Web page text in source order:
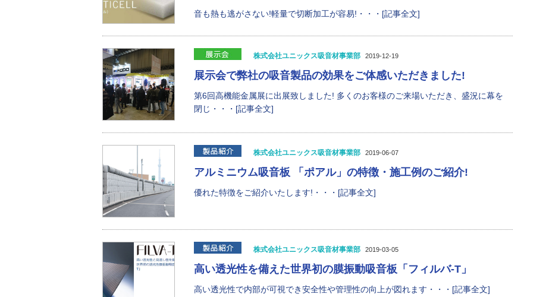
音も熱も逃がさない!軽量で切断加工が容易!・・・[記事全文]
株式会社ユニックス吸音材事業部 2019-12-19
展示会で弊社の吸音製品の効果をご体感いただきました!
第6回高機能金属展に出展致しました! 多くのお客様のご来場いただき、盛況に幕を
閉じ・・・[記事全文]
株式会社ユニックス吸音材事業部 2019-06-07
アルミニウム吸音板 「ポアル」の特徴・施工例のご紹介!
優れた特徴をご紹介いたします!・・・[記事全文]
株式会社ユニックス吸音材事業部 2019-03-05
高い透光性を備えた世界初の膜振動吸音板「フィルバ-T」
高い透光性で内部が可視でき安全性や管理性の向上が図れます・・・[記事全文]